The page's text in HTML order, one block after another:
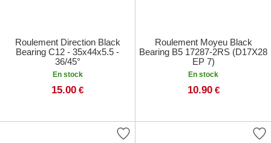
Roulement Direction Black
Bearing C12 - 35x44x5.5 -
36/45°
En stock
15.00 €
Roulement Moyeu Black
Bearing B5 17287-2RS (D17X28
EP 7)
En stock
10.90 €